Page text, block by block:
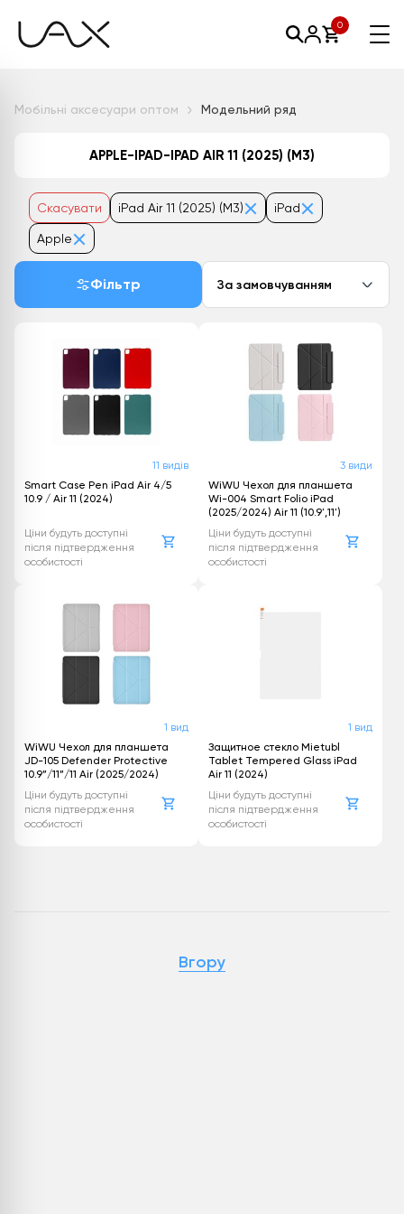
0
Мобільні аксесуари оптом Модельний ряд
APPLE-IPAD-IPAD AIR 11 (2025) (М3)
Скасувати iPad Air 11 (2025) (М3) iPad
Apple
Фільтр За замовчуванням
11 видів
Smart Case Pen iPad Air 4/5
10.9 / Air 11 (2024)
Ціни будуть доступні
після підтвердження
особистості
3 види
WiWU Чехол для планшета
Wi-004 Smart Folio iPad
(2025/2024) Air 11 (10.9',11')
Ціни будуть доступні
після підтвердження
особистості
1 вид
WiWU Чехол для планшета
JD-105 Defender Protective
10.9”/11”/11 Air (2025/2024)
Ціни будуть доступні
після підтвердження
особистості
1 вид
Защитное стекло Mietubl
Tablet Tempered Glass iPad
Air 11 (2024)
Ціни будуть доступні
після підтвердження
особистості
Вгору